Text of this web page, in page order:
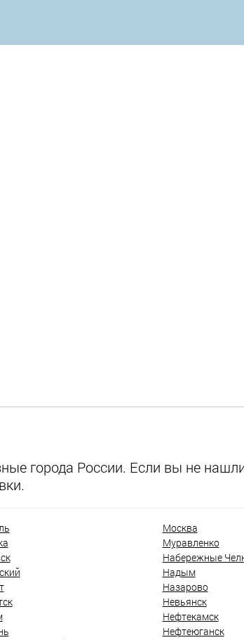
города России. Если вы не
Москва
Муравленко
Набережные
Надым
Назарово
Невьянск
Нефтекамск
Нефтеюганск